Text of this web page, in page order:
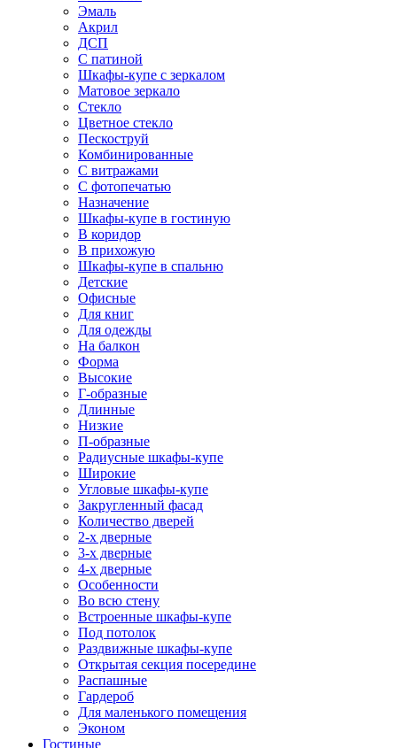
Эмаль
Акрил
ДСП
С патиной
Шкафы-купе с зеркалом
Матовое зеркало
Стекло
Цветное стекло
Пескоструй
Комбинированные
С витражами
С фотопечатью
Назначение
Шкафы-купе в гостиную
В коридор
В прихожую
Шкафы-купе в спальню
Детские
Офисные
Для книг
Для одежды
На балкон
Форма
Высокие
Г-образные
Длинные
Низкие
П-образные
Радиусные шкафы-купе
Широкие
Угловые шкафы-купе
Закругленный фасад
Количество дверей
2-х дверные
3-х дверные
4-х дверные
Особенности
Во всю стену
Встроенные шкафы-купе
Под потолок
Раздвижные шкафы-купе
Открытая секция посередине
Распашные
Гардероб
Для маленького помещения
Эконом
Гостиные